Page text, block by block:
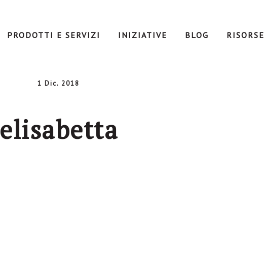
PRODOTTI E SERVIZI INIZIATIVE BLOG RISORSE
1 Dic. 2018
elisabetta